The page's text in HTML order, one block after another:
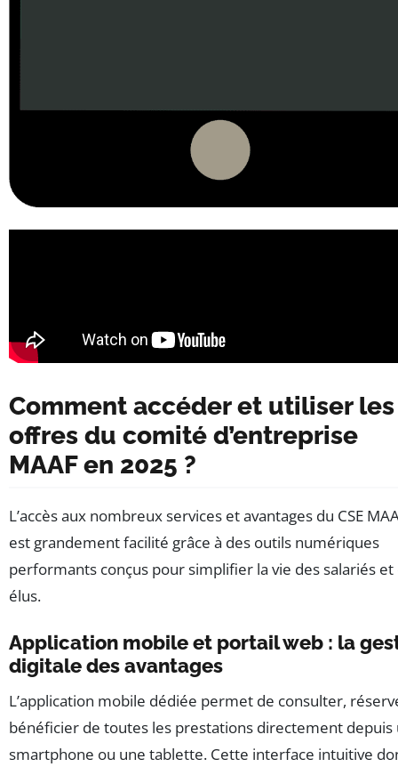
Comment accéder et utiliser les
offres du comité d’entreprise
MAAF en 2025 ?
L’accès aux nombreux services et avantages du CSE
est grandement facilité grâce à des outils numériques
performants conçus pour simplifier la vie des salariés et
élus.
Application mobile et portail web : la
digitale des avantages
L’application mobile dédiée permet de consulter,
bénéficier de toutes les prestations directement depuis
smartphone ou une tablette. Cette interface intuitive